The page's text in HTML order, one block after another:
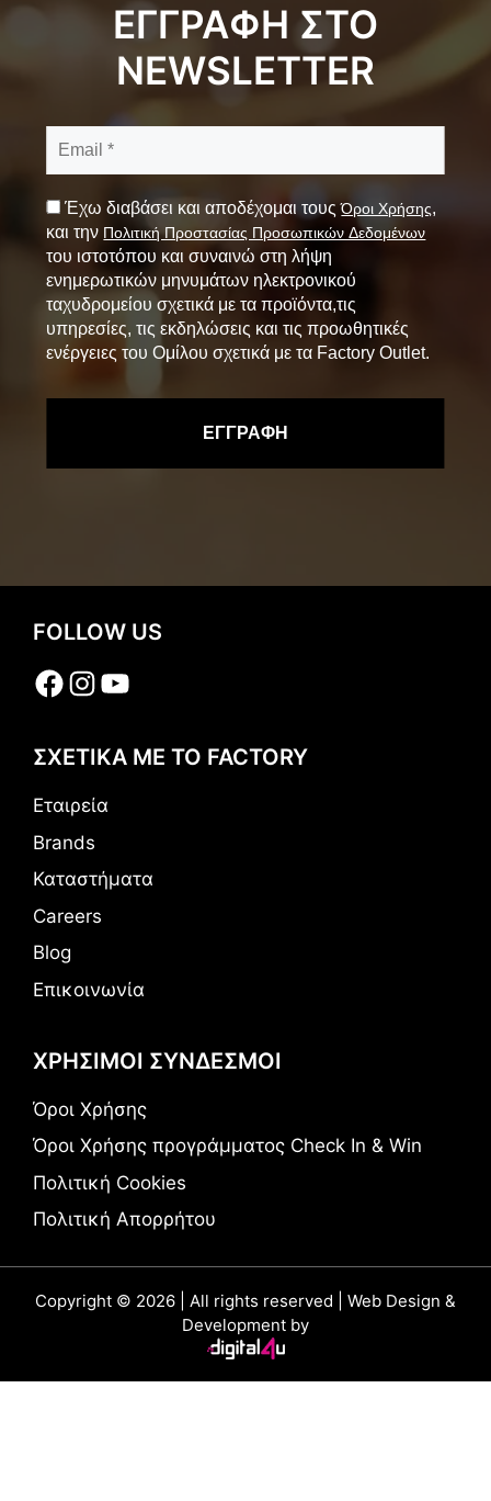
ΕΓΓΡΑΦΗ ΣΤΟ
NEWSLETTER
Έχω διαβάσει και αποδέχομαι τουςΌροι Χρήσης,
και την Πολιτική Προστασίας Προσωπικών Δεδομένων
του ιστοτόπου και συναινώ στη λήψη
ενημερωτικών μηνυμάτων ηλεκτρονικού
ταχυδρομείου σχετικά με τα προϊόντα,τις
υπηρεσίες, τις εκδηλώσεις και τις προωθητικές
ενέργειες του Ομίλου σχετικά με τα Factory Outlet.
FOLLOW US
Facebook
Instagram
YouTube
ΣΧΕΤΙΚΑ ΜΕ ΤΟ FACTORY
Εταιρεία
Brands
Καταστήματα
Careers
Blog
Επικοινωνία
ΧΡΗΣΙΜΟΙ ΣΥΝΔΕΣΜΟΙ
Όροι Χρήσης
Όροι Χρήσης προγράμματος Check In & Win
Πολιτική Cookies
Πολιτική Απορρήτου
Copyright © 2026 | All rights reserved | Web Design &
Development by